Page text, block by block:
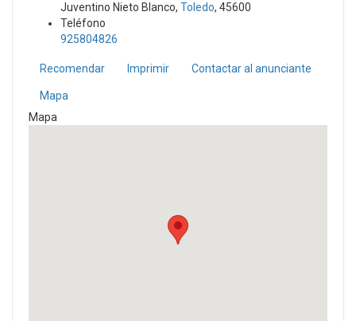
Juventino Nieto Blanco, Toledo, 45600
Teléfono
925804826
Recomendar Imprimir Contactar al anunciante
Mapa
Mapa